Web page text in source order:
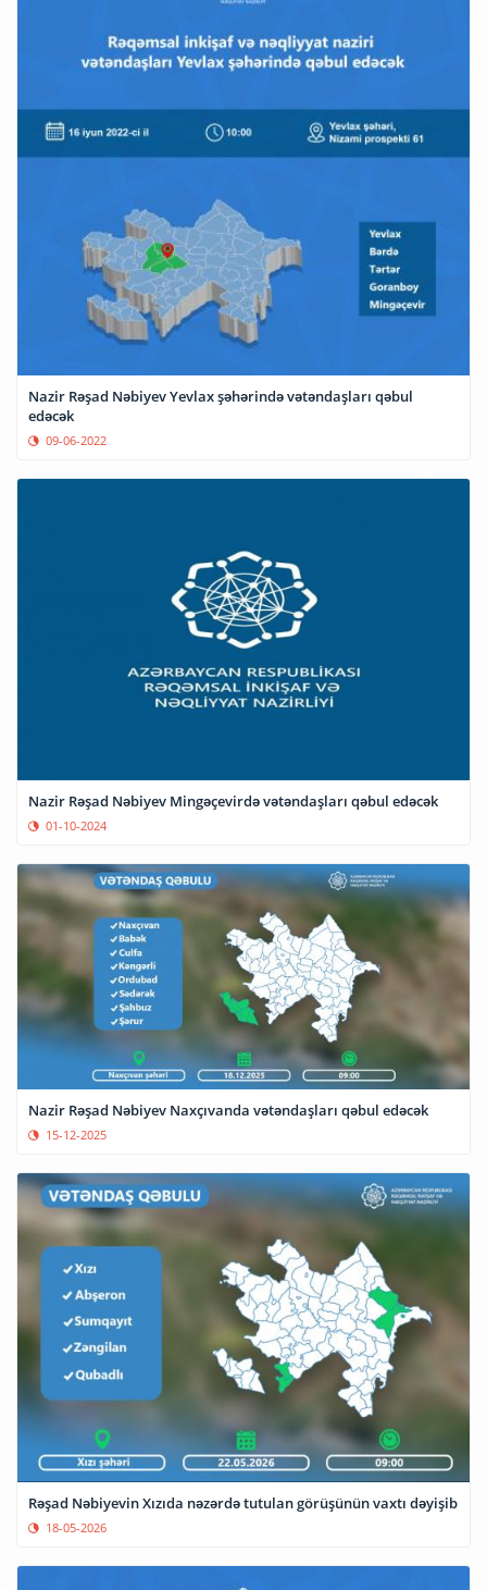
Nazir Rəşad Nəbiyev Yevlax şəhərində vətəndaşları qəbul
edəcək
09-06-2022
Nazir Rəşad Nəbiyev Mingəçevirdə vətəndaşları qəbul edəcək
01-10-2024
Nazir Rəşad Nəbiyev Naxçıvanda vətəndaşları qəbul edəcək
15-12-2025
Rəşad Nəbiyevin Xızıda nəzərdə tutulan görüşünün vaxtı dəyişib
18-05-2026